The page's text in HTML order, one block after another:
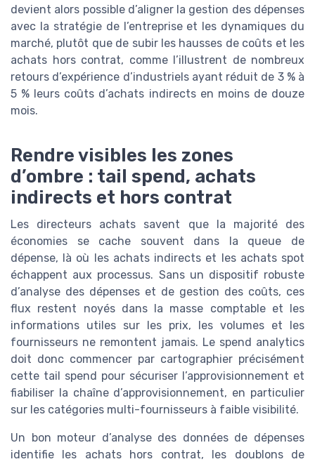
devient alors possible d’aligner la gestion des dépenses
avec la stratégie de l’entreprise et les dynamiques du
marché, plutôt que de subir les hausses de coûts et les
achats hors contrat, comme l’illustrent de nombreux
retours d’expérience d’industriels ayant réduit de 3 % à
5 % leurs coûts d’achats indirects en moins de douze
mois.
Rendre visibles les zones
d’ombre : tail spend, achats
indirects et hors contrat
Les directeurs achats savent que la majorité des
économies se cache souvent dans la queue de
dépense, là où les achats indirects et les achats spot
échappent aux processus. Sans un dispositif robuste
d’analyse des dépenses et de gestion des coûts, ces
flux restent noyés dans la masse comptable et les
informations utiles sur les prix, les volumes et les
fournisseurs ne remontent jamais. Le spend analytics
doit donc commencer par cartographier précisément
cette tail spend pour sécuriser l’approvisionnement et
fiabiliser la chaîne d’approvisionnement, en particulier
sur les catégories multi-fournisseurs à faible visibilité.
Un bon moteur d’analyse des données de dépenses
identifie les achats hors contrat, les doublons de